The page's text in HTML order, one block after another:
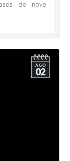
do novo
AGO
02